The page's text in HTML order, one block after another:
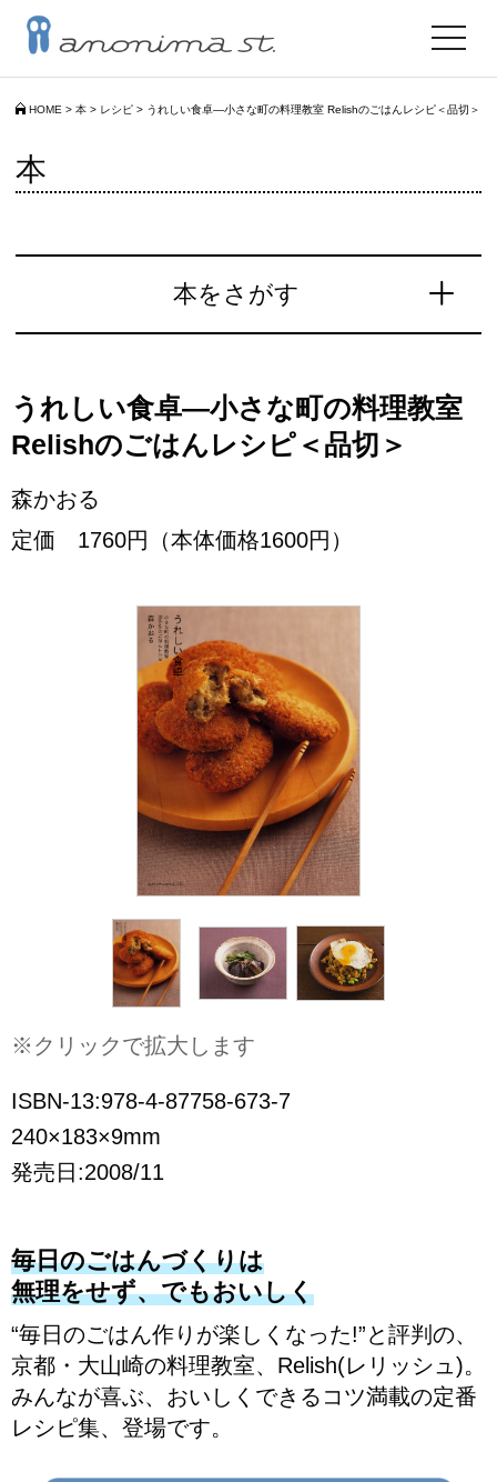
HOME > 本 > レシピ > うれしい食卓―小さな町の料理教室 Relishのごはんレシピ＜品切＞
toggle
本
本をさがす
うれしい食卓―小さな町の料理教室
Relishのごはんレシピ＜品切＞
森かおる
定価 1760円（本体価格1600円）
※クリックで拡大します
ISBN-13:978-4-87758-673-7
240×183×9mm
発売日:2008/11
毎日のごはんづくりは
無理をせず、でもおいしく
“毎日のごはん作りが楽しくなった!”と評判の、
京都・大山崎の料理教室、Relish(レリッシュ)。
みんなが喜ぶ、おいしくできるコツ満載の定番
レシピ集、登場です。